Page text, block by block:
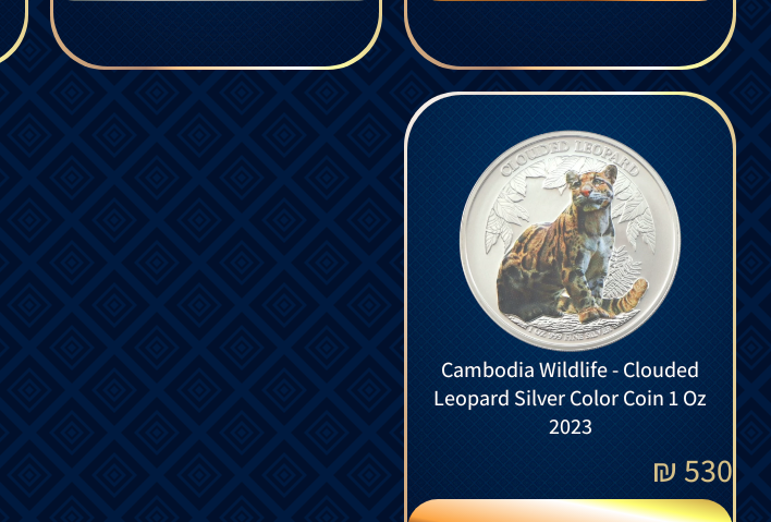
Cambodia Wildlife - Clouded
Leopard Silver Color Coin 1 Oz
2023
530
₪